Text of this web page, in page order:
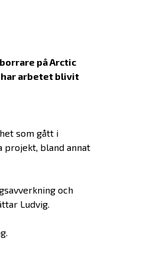
på Arctic
har arbetet blivit
som gått i
projekt, bland annat
och
Ludvig.